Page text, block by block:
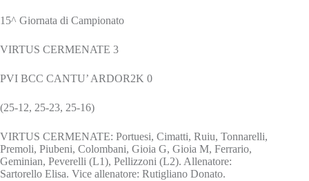
15^ Giornata di Campionato
VIRTUS CERMENATE 3
PVI BCC CANTU’ ARDOR2K 0
(25-12, 25-23, 25-16)
VIRTUS CERMENATE: Portuesi, Cimatti, Ruiu, Tonnarelli,
Premoli, Piubeni, Colombani, Gioia G, Gioia M, Ferrario,
Geminian, Peverelli (L1), Pellizzoni (L2). Allenatore:
Sartorello Elisa. Vice allenatore: Rutigliano Donato.